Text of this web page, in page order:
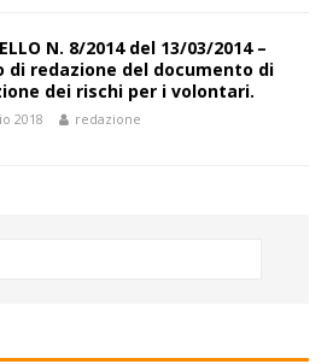
N. 8/2014 del 13/03/2014 –
di redazione del documento di
dei rischi per i volontari.
2018 redazione